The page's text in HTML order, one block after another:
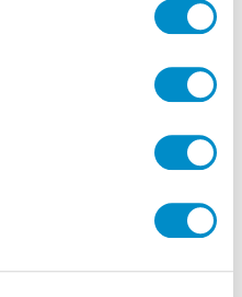
wann und in
sollte daher
werden können.
ist,